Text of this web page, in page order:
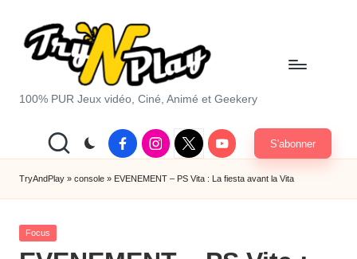
T
y
A
d
100% PUR Jeux vidéo, Ciné, Animé et Geekery
FacebookInstagram
X
|
Twitter
Youtube S'abonner
TryAndPlay » console » EVENEMENT – PS Vita : La fiesta avant la Vita
Posted
Focus